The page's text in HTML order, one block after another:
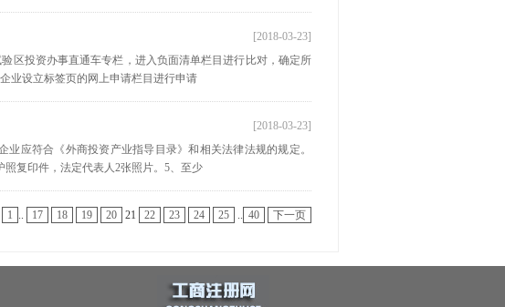
[2018-03-23]
区投资办事直通车专栏，进入负面清单栏目进行比对，确定所
业设立标签页的网上申请栏目进行申请
[2018-03-23]
应符合《外商投资产业指导目录》和相关法律法规的规定。
复印件，法定代表人2张照片。5、至少
1 .. 17 18 19 20 21 22 23 24 25 .. 40 下一页